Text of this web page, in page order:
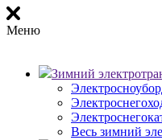
Меню
Зимний
Весь зимний